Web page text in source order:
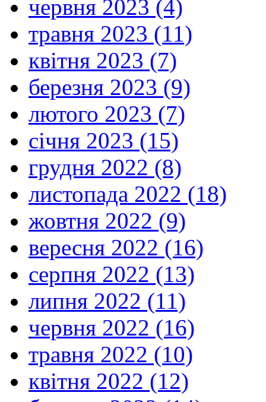
червня 2023 (4)
травня 2023 (11)
квітня 2023 (7)
березня 2023 (9)
лютого 2023 (7)
січня 2023 (15)
грудня 2022 (8)
листопада 2022 (18)
жовтня 2022 (9)
вересня 2022 (16)
серпня 2022 (13)
липня 2022 (11)
червня 2022 (16)
травня 2022 (10)
квітня 2022 (12)